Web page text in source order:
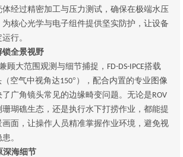
经过精密加工与压力测试，确保在极端水压
核心光学与电子组件提供坚实防护，让设备
行。
锁全景视野
顾大范围观测与细节捕捉， FD-DS-IPCE搭载
空气中视角达150°），配合内置的专业图像
广角镜头常见的边缘畸变问题。无论是ROV
瑚礁生态，还是执行水下打捞作业，都能提
面，让操作人员精准掌握作业环境，避免视
。
深海细节